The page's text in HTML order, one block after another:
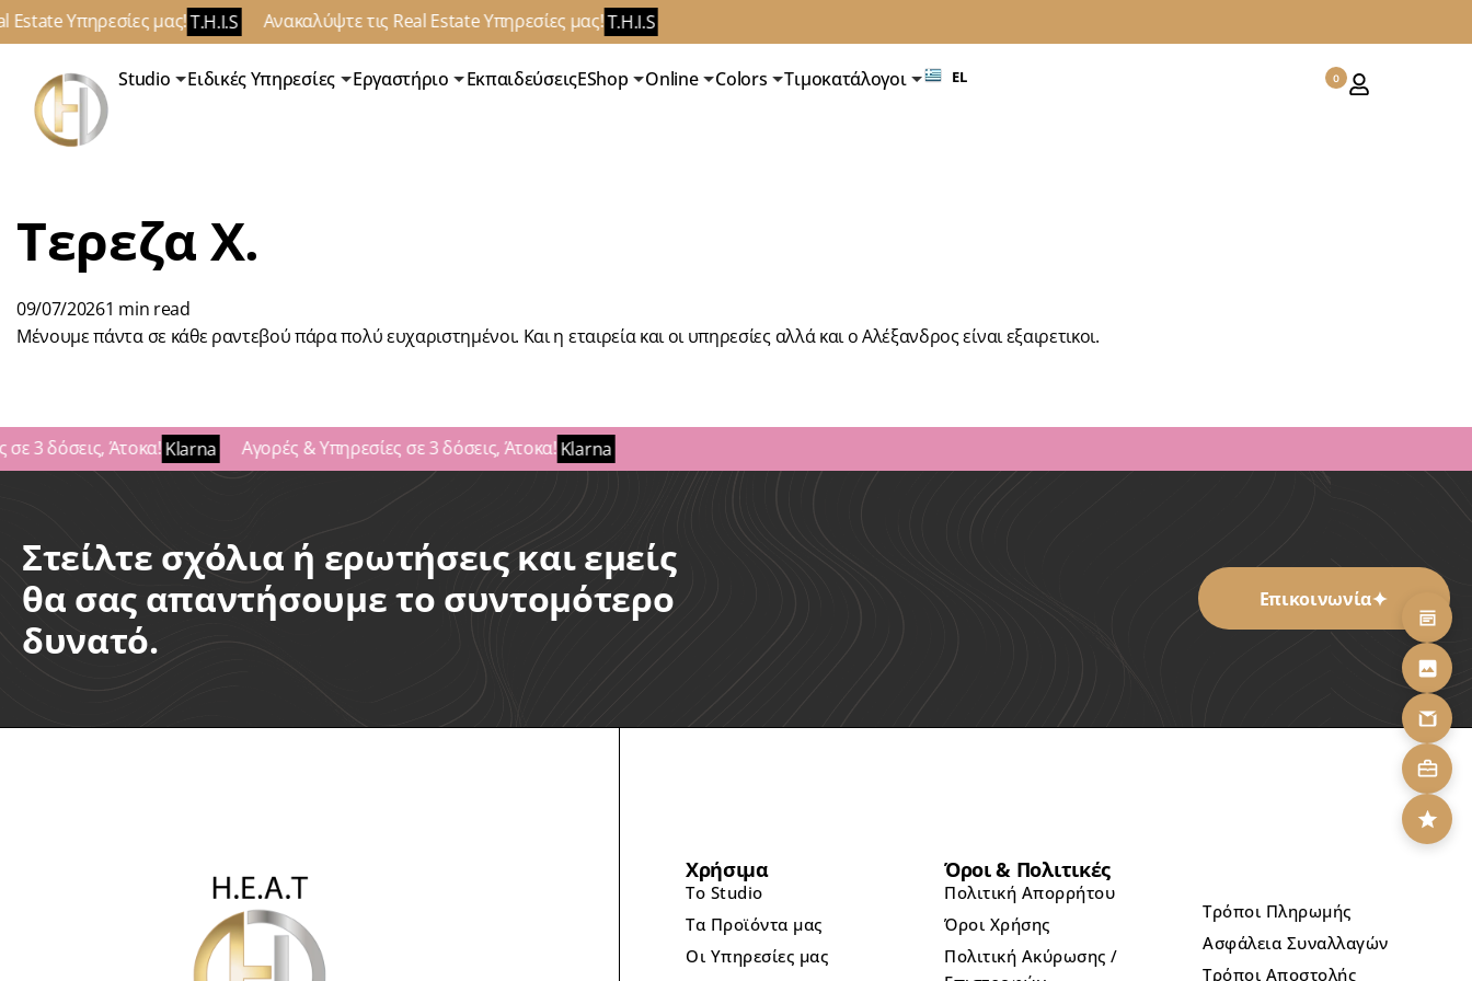
Υπηρεσίες μας!T.H.I.S Ανακαλύψτε τις Real Estate Υπηρεσίες μας!T.H.I.S
Studio Ειδικές Υπηρεσίες Εργαστήριο ΕκπαιδεύσειςEShop Online Colors Τιμοκατάλογοι EL 0
Τερεζα Χ.
09/07/20261 min read
Μένουμε πάντα σε κάθε ραντεβού πάρα πολύ ευχαριστημένοι. Και η εταιρεία και οι υπηρεσίες αλλά και ο Αλέξανδρος είναι εξαιρετικοι.
3 δόσεις, Άτοκα!Klarna Αγορές & Υπηρεσίες σε 3 δόσεις, Άτοκα!Klarna
Στείλτε σχόλια ή ερωτήσεις και εμείς
θα σας απαντήσουμε το συντομότερο
δυνατό.
Επικοινωνία
Χρήσιμα
Το Studio
Τα Προϊόντα μας
Οι Υπηρεσίες μας
Όροι & Πολιτικές
Πολιτική Απορρήτου
Όροι Χρήσης
Πολιτική Ακύρωσης /
Τρόποι Πληρωμής
Ασφάλεια Συναλλαγών
Τρόποι Αποστολής